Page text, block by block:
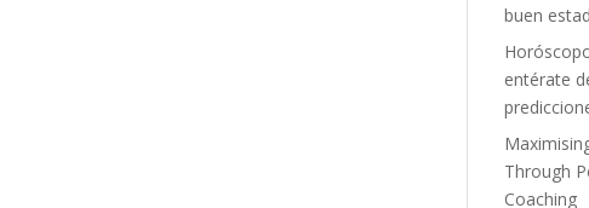
buen
entérate
Through
Coaching